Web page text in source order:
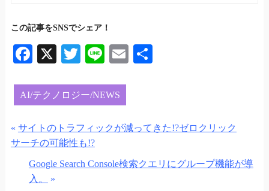
この記事をSNSでシェア！
Fa
bo
ok
X
T
tte
r
Li
E
AI/テクノロジー/NEWS
« サイトのトラフィックが減ってきた!?ゼロクリック
サーチの可能性も!?
Google Search Console検索クエリにグループ機能が導
入。
»